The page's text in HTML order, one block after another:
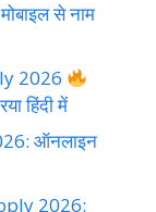
से नाम
2026
हिंदी में
ऑनलाइन
2026: